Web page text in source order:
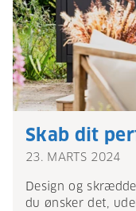
Skab dit
23. MARTS 2024
Design og
du ønsker det,